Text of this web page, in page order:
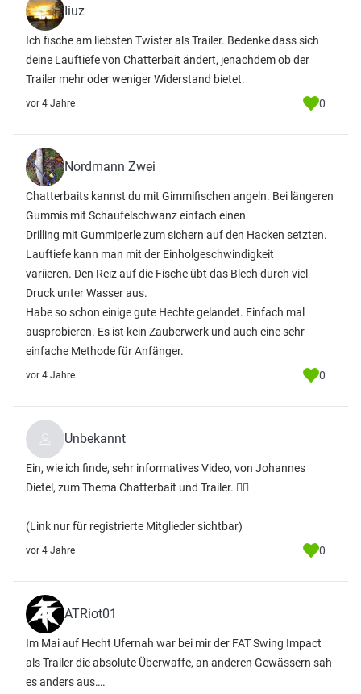
Iiuz
Ich fische am liebsten Twister als Trailer. Bedenke dass sich
deine Lauftiefe von Chatterbait ändert, jenachdem ob der
Trailer mehr oder weniger Widerstand bietet.
vor 4 Jahre 0
Nordmann Zwei
Chatterbaits kannst du mit Gimmifischen angeln. Bei längeren
Gummis mit Schaufelschwanz einfach einen
Drilling mit Gummiperle zum sichern auf den Hacken setzten.
Lauftiefe kann man mit der Einholgeschwindigkeit
variieren. Den Reiz auf die Fische übt das Blech durch viel
Druck unter Wasser aus.
Habe so schon einige gute Hechte gelandet. Einfach mal
ausprobieren. Es ist kein Zauberwerk und auch eine sehr
einfache Methode für Anfänger.
vor 4 Jahre 0
Unbekannt
Ein, wie ich finde, sehr informatives Video, von Johannes
Dietel, zum Thema Chatterbait und Trailer. 👍🏼
(Link nur für registrierte Mitglieder sichtbar)
vor 4 Jahre 0
ATRiot01
Im Mai auf Hecht Ufernah war bei mir der FAT Swing Impact
als Trailer die absolute Überwaffe, an anderen Gewässern sah
es anders aus….